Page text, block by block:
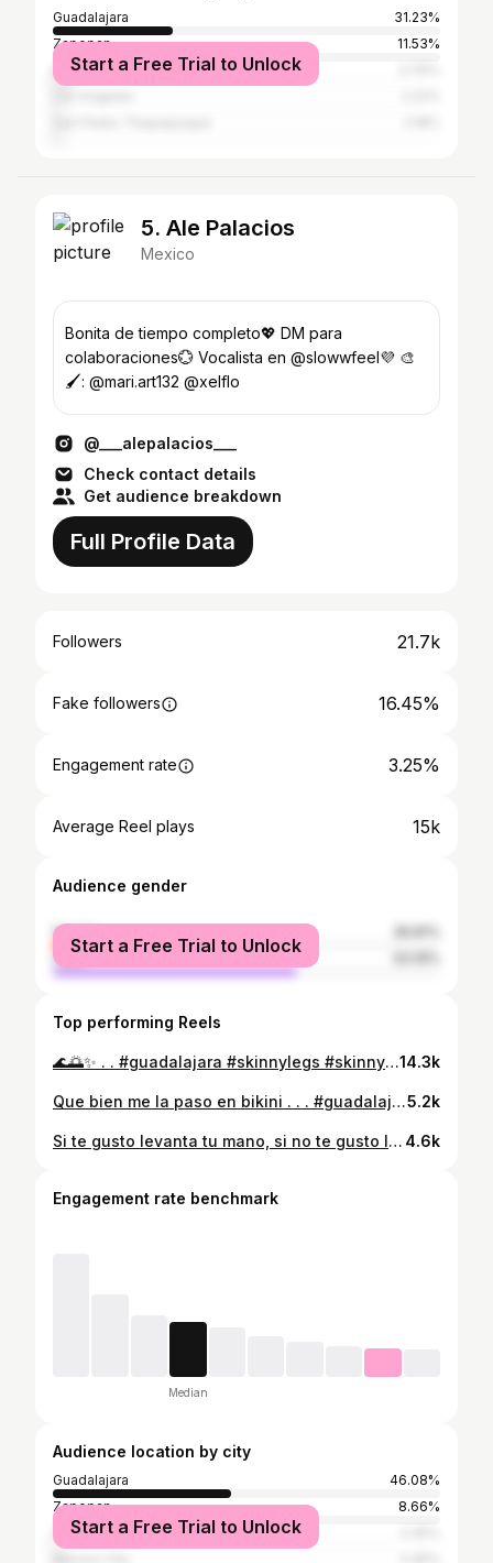
Guadalajara
31.23%
Zapopan
11.53%
Mexico City
Start a Free Trial to Unlock
5. Ale Palacios
Mexico
Bonita de tiempo completo💖 DM para
colaboraciones💮 Vocalista en @slowwfeel💜 🎨
🖌: @mari.art132 @xelflo
@___alepalacios___
Check contact details
Get audience breakdown
Full Profile Data
Followers 21.7k
Fake followers 16.45%
Engagement rate 3.25%
Average Reel plays 15k
Audience gender
female
male
Start a Free Trial to Unlock
Top performing Reels
🌊🌅✨ . . #guadalajara #skinnylegs #skinnygirl #bikinigirl #pinkbikini #barcelona #barceloneta #sundayvibes✨14.3k
Que bien me la paso en bikini . . . #guadalajara #skinnylegs #skinnygirl #redhair #bikinigirl5.2k
Si te gusto levanta tu mano, si no te gusto levanta tus estandares. . . #beachgirl #playadelcarmen #bikinigirl #sundayvibes #skinnylegs #skinnybeach 4.6k
Engagement rate benchmark
Median
Audience location by city
Guadalajara
46.08%
Zapopan
8.66%
San Pedro Tlaquepaque
Start a Free Trial to Unlock